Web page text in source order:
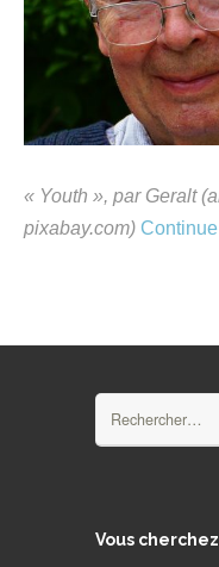
« Youth », par Geralt
pixabay.com)
Vous